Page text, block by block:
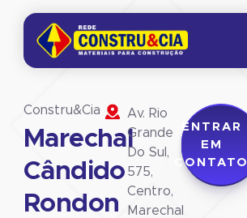
Constru&Cia
Marechal
Cândido
Rondon
Av. Rio
Grande
Do Sul,
575,
Centro,
Marechal
ENTRAR
EM
CONTATO